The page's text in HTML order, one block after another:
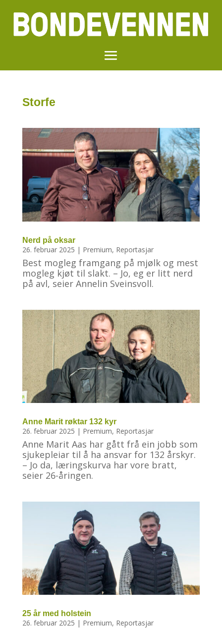
Storfe
Nerd på oksar
26. februar 2025 | Premium, Reportasjar
Best mogleg framgang på mjølk og mest
mogleg kjøt til slakt. – Jo, eg er litt nerd
på avl, seier Annelin Sveinsvoll.
Anne Marit røktar 132 kyr
26. februar 2025 | Premium, Reportasjar
Anne Marit Aas har gått frå ein jobb som
sjukepleiar til å ha ansvar for 132 årskyr.
– Jo da, læringskurva har vore bratt,
seier 26-åringen.
25 år med holstein
26. februar 2025 | Premium, Reportasjar